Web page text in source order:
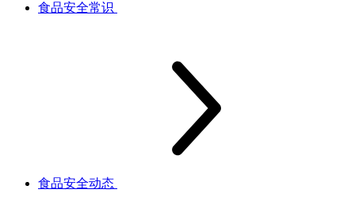
食品安全常识
食品安全动态